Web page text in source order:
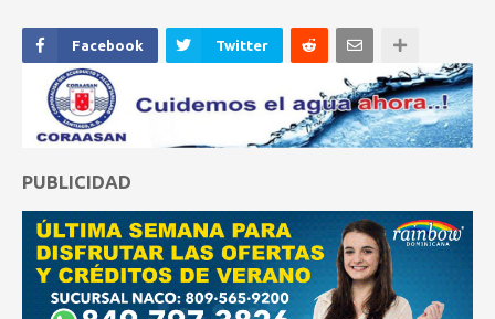
Facebook Twitter
PUBLICIDAD